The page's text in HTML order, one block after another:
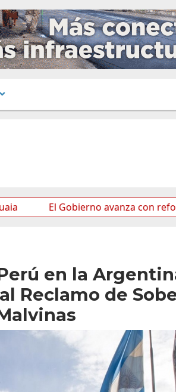
Gobierno avanza con reforma en el
en la
Reclamo de